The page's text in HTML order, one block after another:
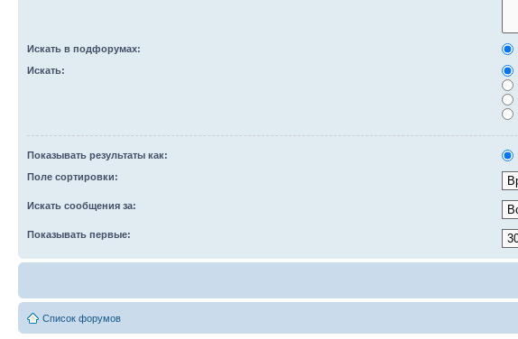
Искать в подфорумах:
Искать:
Показывать результаты как:
Поле сортировки:
Искать сообщения за:
Показывать первые:
Список форумов